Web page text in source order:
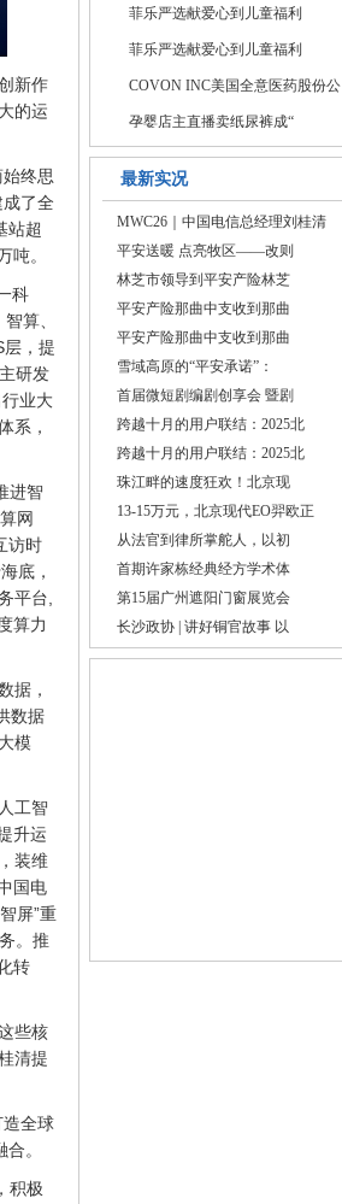
新作
的运
终思
了全
站超
吨。
科
算、
，提
研发
业大
系，
进智
网
访时
底，
平台,
算力
据，
数据
模
工智
升运
装维
国电
屏”重
。推
转
些核
清提
全球
。
积极
菲乐严选献爱心到儿童福利
菲乐严选献爱心到儿童福利
COVON INC美国全意医药股份公
孕婴店主直播卖纸尿裤成“
最新实况
MWC26｜中国电信总经理刘桂清
平安送暖 点亮牧区——改则
林芝市领导到平安产险林芝
平安产险那曲中支收到那曲
平安产险那曲中支收到那曲
雪域高原的“平安承诺”：
首届微短剧编剧创享会 暨剧
跨越十月的用户联结：2025北
跨越十月的用户联结：2025北
珠江畔的速度狂欢！北京现
13-15万元，北京现代EO羿欧正
从法官到律所掌舵人，以初
首期许家栋经典经方学术体
第15届广州遮阳门窗展览会
长沙政协 | 讲好铜官故事 以